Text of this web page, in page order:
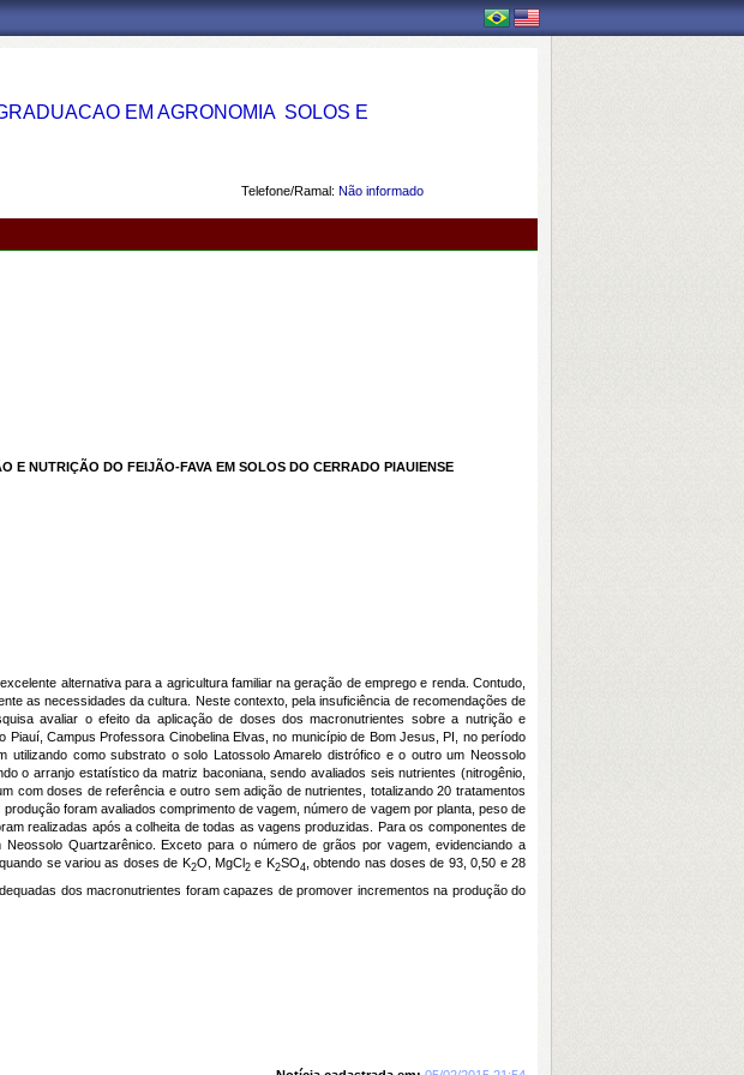
EM AGRONOMIA  SOLOS E
Telefone/Ramal: Não informado
E NUTRIÇÃO DO FEIJÃO-FAVA EM SOLOS DO CERRADO PIAUIENSE
alternativa para a agricultura familiar na geração de emprego e renda. Contudo,
as necessidades da cultura. Neste contexto, pela insuficiência de recomendações de
avaliar o efeito da aplicação de doses dos macronutrientes sobre a nutrição e
Campus Professora Cinobelina Elvas, no município de Bom Jesus, PI, no período
como substrato o solo Latossolo Amarelo distrófico e o outro um Neossolo
o arranjo estatístico da matriz baconiana, sendo avaliados seis nutrientes (nitrogênio,
com doses de referência e outro sem adição de nutrientes, totalizando 20 tratamentos
foram avaliados comprimento de vagem, número de vagem por planta, peso de
realizadas após a colheita de todas as vagens produzidas. Para os componentes de
Quartzarênico. Exceto para o número de grãos por vagem, evidenciando a
se variou as doses de K2O, MgCl2e K2SO4 , obtendo nas doses de 93, 0,50 e 28
dos macronutrientes foram capazes de promover incrementos na produção do